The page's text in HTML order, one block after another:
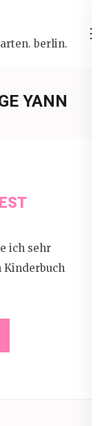
berlin.
YANN
ich sehr